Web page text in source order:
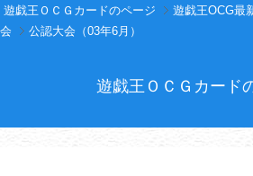
遊戯王ＯＣＧカードのページ 遊戯王OCG最
会
公認大会（03年6月）
遊戯王ＯＣＧカード